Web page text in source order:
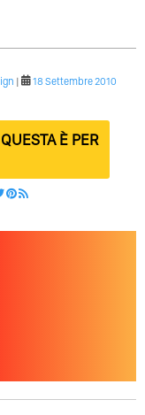
Intervento Per
|
18 Settembre 2010
È PER